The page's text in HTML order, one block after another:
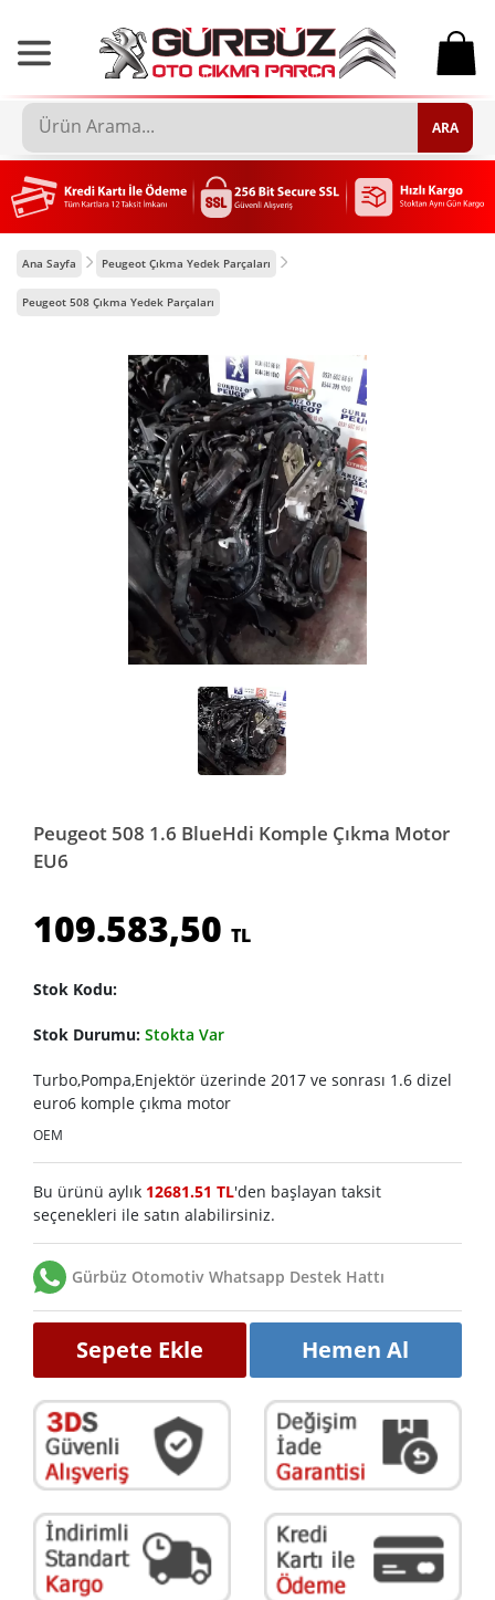
0
ARA
Ana Sayfa Peugeot Çıkma Yedek Parçaları
Peugeot 508 Çıkma Yedek Parçaları
Peugeot 508 1.6 BlueHdi Komple Çıkma Motor
EU6
109.583,50 TL
Stok Kodu:
Stok Durumu: Stokta Var
Turbo,Pompa,Enjektör üzerinde 2017 ve sonrası 1.6 dizel
euro6 komple çıkma motor
OEM
Bu ürünü aylık 12681.51 TL'den başlayan taksit
seçenekleri ile satın alabilirsiniz.
Gürbüz Otomotiv Whatsapp Destek Hattı
Sepete Ekle Hemen Al